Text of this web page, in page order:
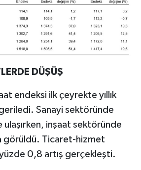
DÜŞÜŞ
endeksi ilk çeyrekte yıllık
Sanayi sektöründe
ulaşırken, inşaat sektöründe
görüldü. Ticaret-hizmet
0,8 artış gerçekleşti.